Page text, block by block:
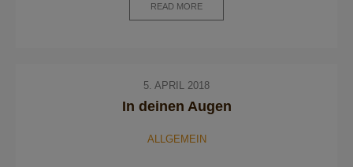
READ MORE
5. APRIL 2018
In deinen Augen
ALLGEMEIN